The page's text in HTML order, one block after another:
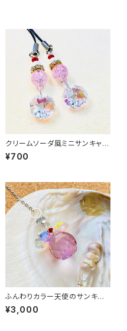
クリームソーダ風ミニサンキャッ
チャーストラップ
¥700
ふんわりカラー天使のサンキャッ
チャーバッグチャーム
¥3,000